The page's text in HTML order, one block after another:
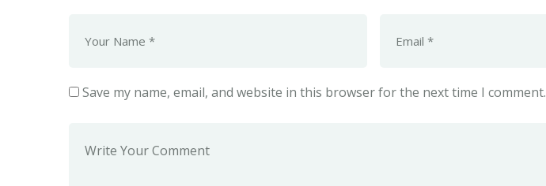
Save my name, email, and website in this browser for the next time I comment.